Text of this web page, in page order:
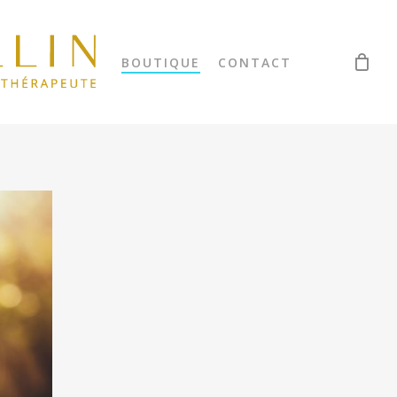
BOUTIQUE CONTACT